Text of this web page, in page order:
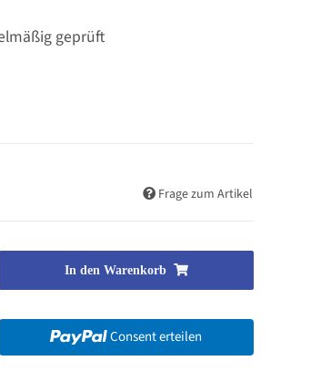
geprüft
Frage zum Artikel
In den Warenkorb
Consent erteilen